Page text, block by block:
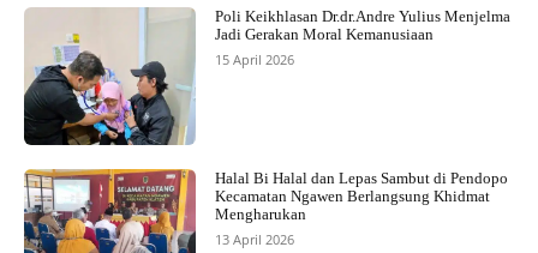
Poli Keikhlasan Dr.dr.Andre Yulius Menjelma
Jadi Gerakan Moral Kemanusiaan
15 April 2026
Halal Bi Halal dan Lepas Sambut di Pendopo
Kecamatan Ngawen Berlangsung Khidmat
Mengharukan
13 April 2026